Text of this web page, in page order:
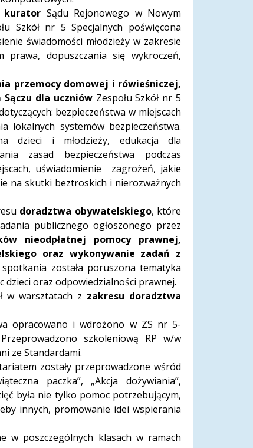
kurator Sądu Rejonowego w Nowym
Szkół nr 5 Specjalnych poświęcona
świadomości młodzieży w zakresie
prawa, dopuszczania się wykroczeń,
przemocy domowej i rówieśniczej,
dla uczniów Zespołu Szkół nr 5
bezpieczeństwa w miejscach
lokalnych systemów bezpieczeństwa.
dzieci i młodzieży, edukacja dla
zasad bezpieczeństwa podczas
uświadomienie zagrożeń, jakie
na skutki beztroskich i nierozważnych
doradztwa obywatelskiego, które
publicznego ogłoszonego przez
nieodpłatnej pomocy prawnej,
oraz wykonywanie zadań z
została poruszona tematyka
dzieci oraz odpowiedzialności prawnej.
w warsztatach z zakresu doradztwa
opracowano i wdrożono w ZS nr 5-
szkoleniową RP w/w
ze Standardami.
zostały przeprowadzone wśród
paczka”, „Akcja dożywiania”,
była nie tylko pomoc potrzebującym,
innych, promowanie idei wspierania
w poszczególnych klasach w ramach